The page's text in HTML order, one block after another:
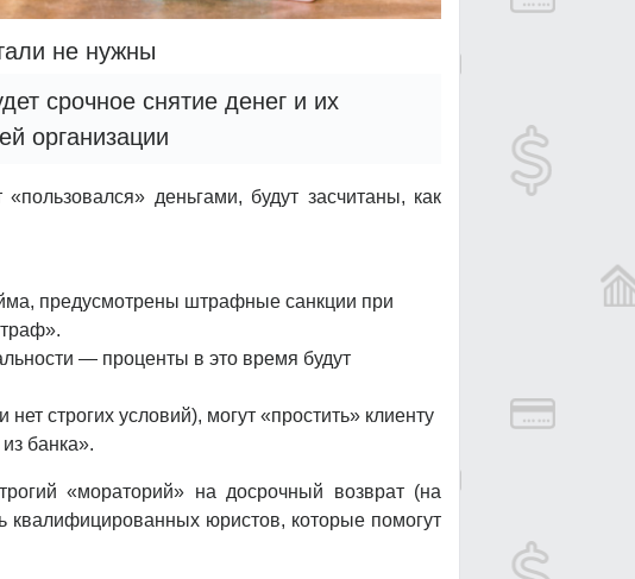
не нужны
срочное снятие денег и их
организации
деньгами, будут засчитаны, как
предусмотрены штрафные санкции при
— проценты в это время будут
строгих условий), могут «простить» клиенту
банка».
«мораторий» на досрочный возврат (на
квалифицированных юристов, которые помогут